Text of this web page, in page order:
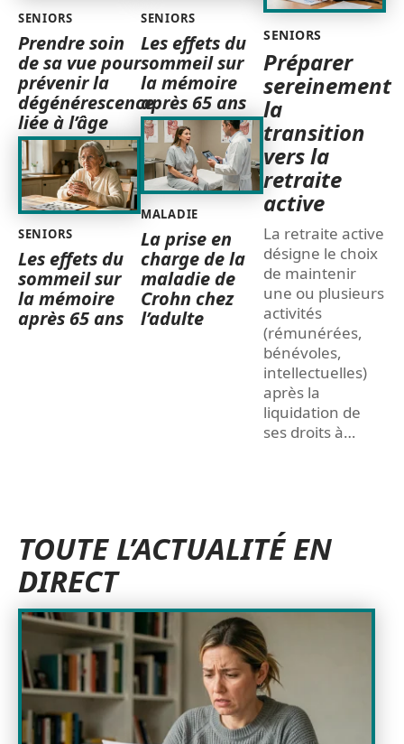
SENIORS
Prendre soin
de sa vue pour
prévenir la
dégénérescence
liée à l’âge
SENIORS
Les effets du
sommeil sur
la mémoire
après 65 ans
SENIORS
Les effets du
sommeil sur
la mémoire
après 65 ans
MALADIE
La prise en
charge de la
maladie de
Crohn chez
l’adulte
SENIORS
Préparer
sereinement
la
transition
vers la
retraite
active
La retraite active
désigne le choix
de maintenir
une ou plusieurs
activités
(rémunérées,
bénévoles,
intellectuelles)
après la
liquidation de
ses droits à…
TOUTE L’ACTUALITÉ EN
DIRECT